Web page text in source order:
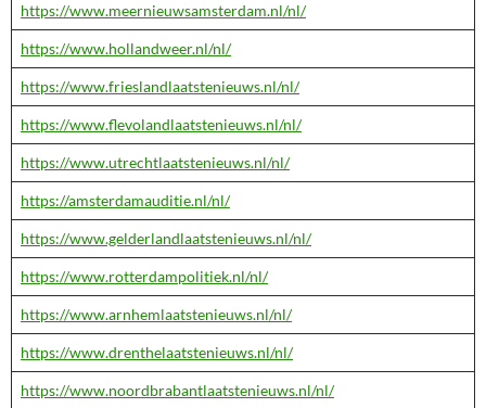
https://www.meernieuwsamsterdam.nl/nl/
https://www.hollandweer.nl/nl/
https://www.frieslandlaatstenieuws.nl/nl/
https://www.flevolandlaatstenieuws.nl/nl/
https://www.utrechtlaatstenieuws.nl/nl/
https://amsterdamauditie.nl/nl/
https://www.gelderlandlaatstenieuws.nl/nl/
https://www.rotterdampolitiek.nl/nl/
https://www.arnhemlaatstenieuws.nl/nl/
https://www.drenthelaatstenieuws.nl/nl/
https://www.noordbrabantlaatstenieuws.nl/nl/